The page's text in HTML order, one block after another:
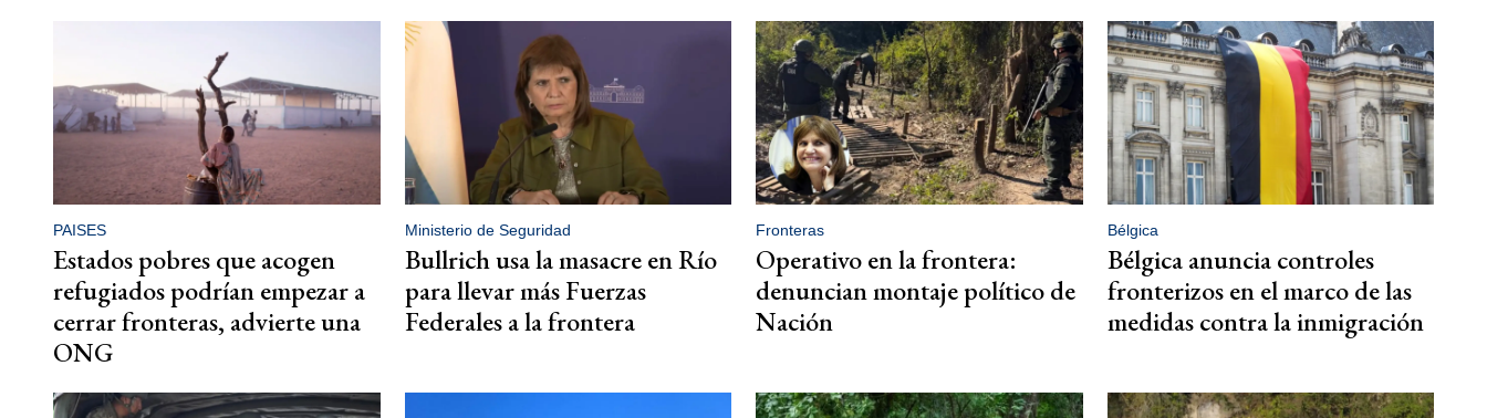
PAISES
Estados pobres que acogen
refugiados podrían empezar a
cerrar fronteras, advierte una
ONG
Ministerio de Seguridad
Bullrich usa la masacre en Río
para llevar más Fuerzas
Federales a la frontera
Fronteras
Operativo en la frontera:
denuncian montaje político de
Nación
Bélgica
Bélgica anuncia controles
fronterizos en el marco de las
medidas contra la inmigración